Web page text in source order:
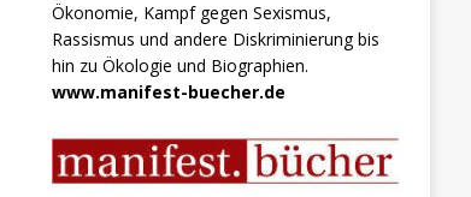
Ökonomie, Kampf gegen Sexismus,
Rassismus und andere Diskriminierung bis
hin zu Ökologie und Biographien.
www.manifest-buecher.de